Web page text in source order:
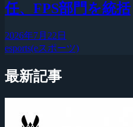
任、FPS部門を統括
2026年7月22日
esports(eスポーツ)
最新記事